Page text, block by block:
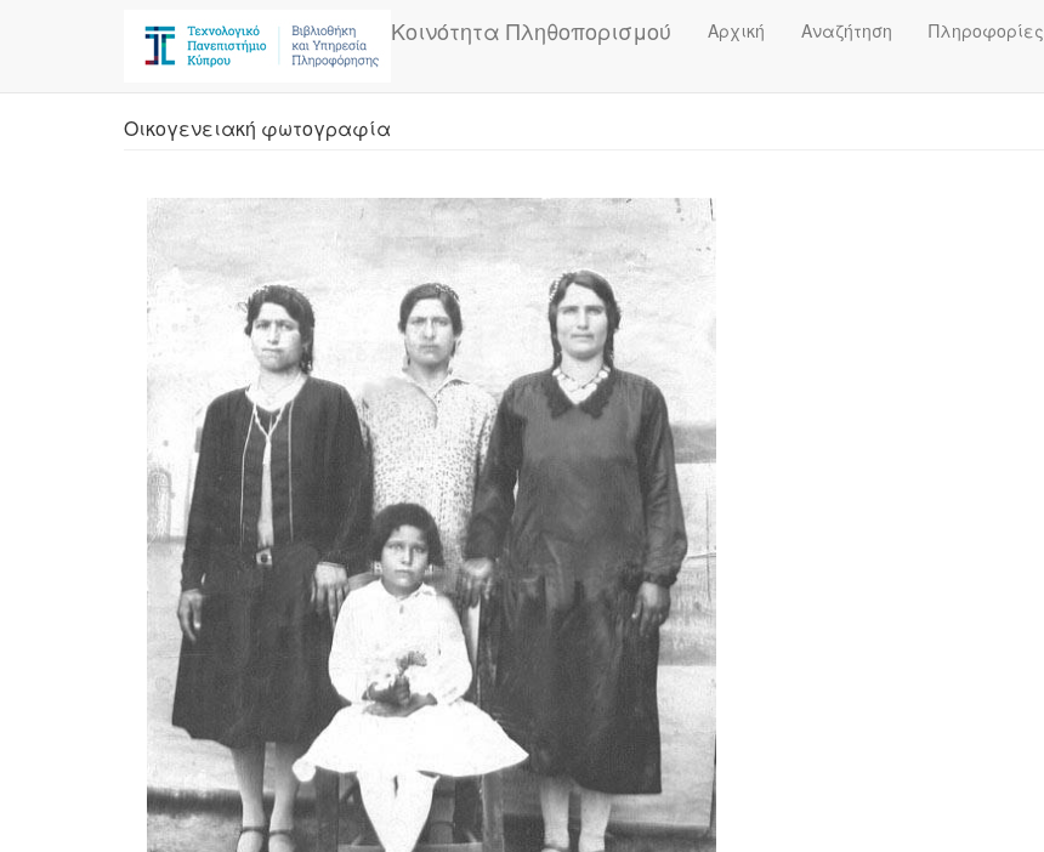
Κοινότητα Πληθοπορισμού Αρχική Αναζήτηση Πληροφορίες
Οικογενειακή φωτογραφία